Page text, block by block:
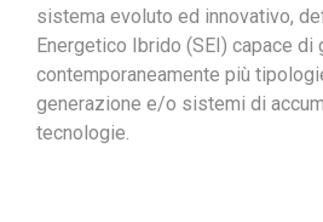
sistema evoluto ed innovativo,
Energetico Ibrido (SEI) capace di
contemporaneamente più
generazione e/o sistemi di
tecnologie.